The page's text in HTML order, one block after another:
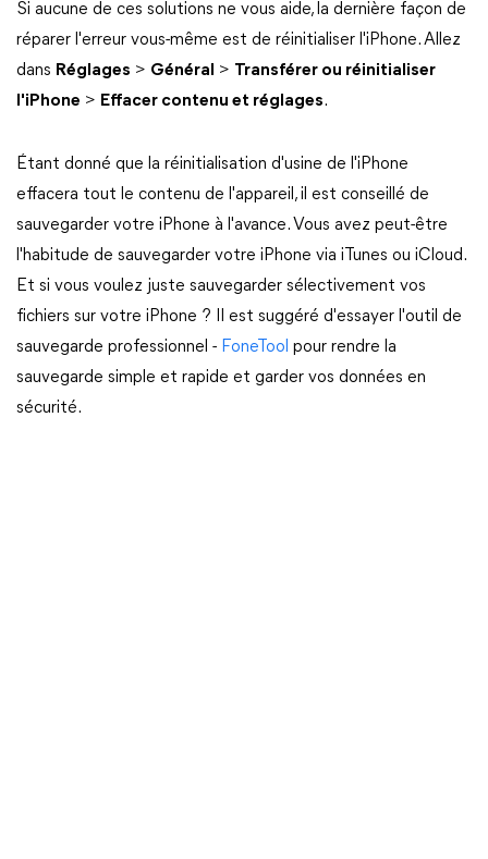
Si aucune de ces solutions ne vous aide, la dernière façon de
réparer l'erreur vous-même est de réinitialiser l'iPhone. Allez
dans Réglages > Général > Transférer ou réinitialiser
l'iPhone > Effacer contenu et réglages.
Étant donné que la réinitialisation d'usine de l'iPhone
effacera tout le contenu de l'appareil, il est conseillé de
sauvegarder votre iPhone à l'avance. Vous avez peut-être
l'habitude de sauvegarder votre iPhone via iTunes ou iCloud.
Et si vous voulez juste sauvegarder sélectivement vos
fichiers sur votre iPhone ? Il est suggéré d'essayer l'outil de
sauvegarde professionnel - FoneTool pour rendre la
sauvegarde simple et rapide et garder vos données en
sécurité.